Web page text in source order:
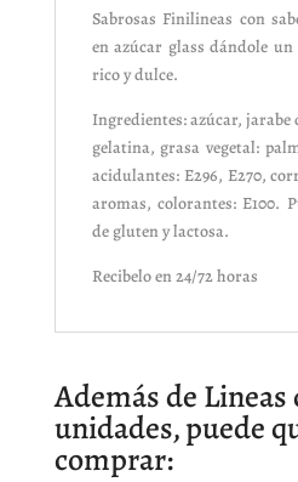
Sabrosas Finilineas con
en azúcar glass dándole
rico y dulce.
Ingredientes: azúcar, jarabe
gelatina, grasa vegetal:
acidulantes: E296, E270,
aromas, colorantes: E100.
de gluten y lactosa.
Recibelo en 24/72 horas
Además de Lineas
unidades, puede
comprar: